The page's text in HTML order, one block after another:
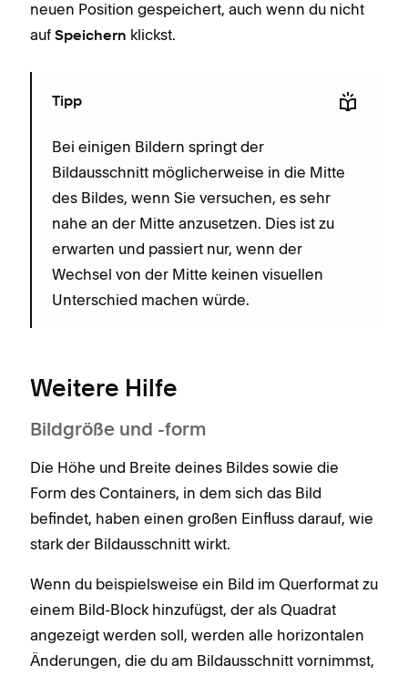
neuen Position gespeichert, auch wenn du nicht
auf Speichern klickst.
Tipp
Bei einigen Bildern springt der
Bildausschnitt möglicherweise in die Mitte
des Bildes, wenn Sie versuchen, es sehr
nahe an der Mitte anzusetzen. Dies ist zu
erwarten und passiert nur, wenn der
Wechsel von der Mitte keinen visuellen
Unterschied machen würde.
Weitere Hilfe
Bildgröße und -form
Die Höhe und Breite deines Bildes sowie die
Form des Containers, in dem sich das Bild
befindet, haben einen großen Einfluss darauf, wie
stark der Bildausschnitt wirkt.
Wenn du beispielsweise ein Bild im Querformat zu
einem Bild-Block hinzufügst, der als Quadrat
angezeigt werden soll, werden alle horizontalen
Änderungen, die du am Bildausschnitt vornimmst,